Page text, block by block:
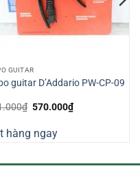
GUITAR
guitar D’Addario PW-CP-09
₫ Giá
671.000₫.
570.000₫Giá
hiện
hàng ngay